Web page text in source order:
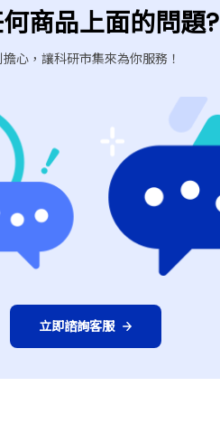
商品上面的問題?
擔心，讓科研市集來為你服務！
立即諮詢客服